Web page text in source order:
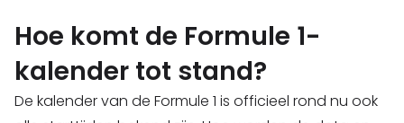
Hoe komt de Formule 1-
kalender tot stand?
De kalender van de Formule 1 is officieel rond nu ook